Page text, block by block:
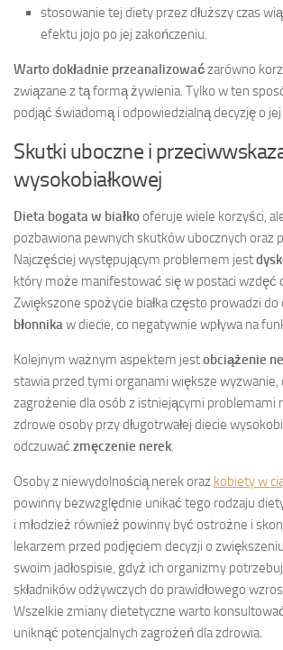
stosowanie tej diety przez dłuższy czas
efektu jojo po jej zakończeniu.
Warto dokładnie przeanalizowaćzarówno
związane z tą formą żywienia. Tylko w ten
podjąć świadomą i odpowiedzialną decyzję o
Skutki uboczne i
wysokobiałkowej
Dieta bogata w białkooferuje wiele korzyści,
pozbawiona pewnych skutków ubocznych oraz
Najczęściej występującym problemem jest
który może manifestować się w postaci wzdęć
Zwiększone spożycie białka często prowadzi
błonnikaw diecie, co negatywnie wpływa na
Kolejnym ważnym aspektem jestobciążenie
stawia przed tymi organami większe
zagrożenie dla osób z istniejącymi problemami
zdrowe osoby przy długotrwałej diecie
odczuwać zmęczenie nerek.
Osoby z niewydolnością nerek oraz kobiety w
powinny bezwzględnie unikać tego rodzaju
i młodzież również powinny być ostrożne i
lekarzem przed podjęciem decyzji o
swoim jadłospisie, gdyż ich organizmy
składników odżywczych do prawidłowego
Wszelkie zmiany dietetyczne warto
uniknąć potencjalnych zagrożeń dla zdrowia.